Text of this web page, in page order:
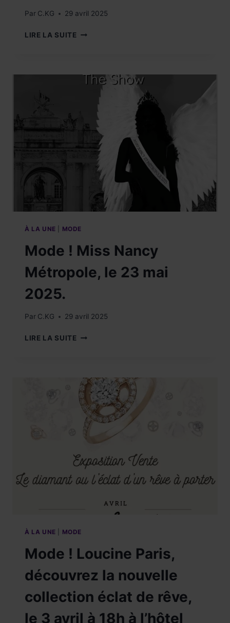
Par C.KG 29 avril 2025
LIRE LA SUITE DÉCOUVREZ
EN
ARTISTE,
LOUVRE
JUSQU’AU
21
JUILLET
2025.
À LA UNE MODE
Mode ! Miss Nancy
Métropole, le 23 mai
2025.
Par C.KG 29 avril 2025
LIRE LA SUITE MODE
MÉTROPOLE,
LE
23
MAI
2025.
À LA UNE MODE
Mode ! Loucine Paris,
découvrez la nouvelle
collection éclat de rêve,
le 3 avril à 18h à l’hôtel